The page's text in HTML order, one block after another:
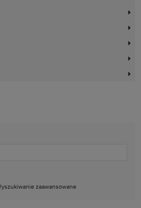
zaawansowane